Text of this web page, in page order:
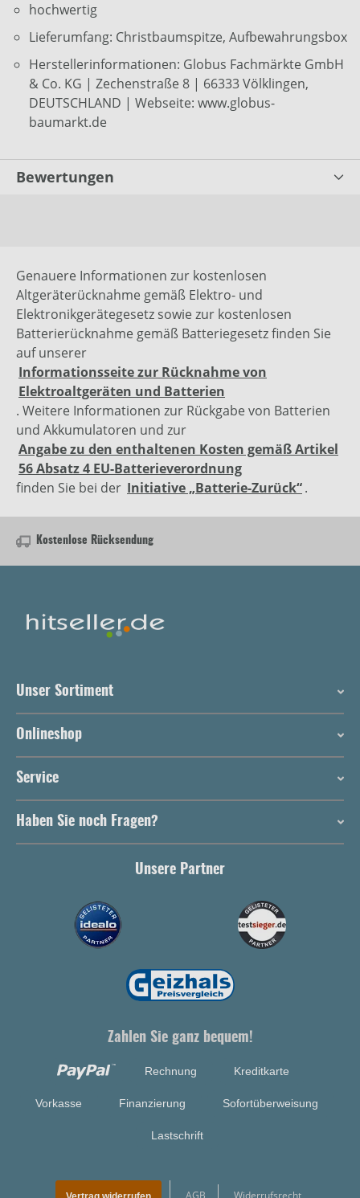
hochwertig
Lieferumfang: Christbaumspitze, Aufbewahrungsbox
Herstellerinformationen: Globus Fachmärkte GmbH
& Co. KG | Zechenstraße 8 | 66333 Völklingen,
DEUTSCHLAND | Webseite: www.globus-
baumarkt.de
Bewertungen
Genauere Informationen zur kostenlosen
Altgeräterücknahme gemäß Elektro- und
Elektronikgerätegesetz sowie zur kostenlosen
Batterierücknahme gemäß Batteriegesetz finden Sie
auf unserer
Informationsseite zur Rücknahme von
Elektroaltgeräten und Batterien
. Weitere Informationen zur Rückgabe von Batterien
und Akkumulatoren und zur
Angabe zu den enthaltenen Kosten gemäß Artikel
56 Absatz 4 EU-Batterieverordnung
finden Sie bei der Initiative „Batterie-Zurück“.
Kostenlose Rücksendung
Unser Sortiment
Onlineshop
Service
Haben Sie noch Fragen?
Unsere Partner
Zahlen Sie ganz bequem!
Rechnung Kreditkarte
Vorkasse Finanzierung Sofortüberweisung
Lastschrift